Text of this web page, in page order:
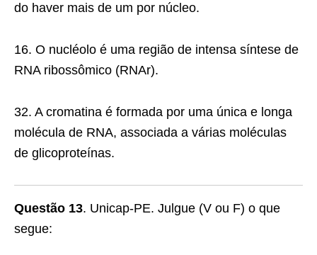
do haver mais de um por núcleo.
16. O nucléolo é uma região de intensa síntese de
RNA ribossômico (RNAr).
32. A cromatina é formada por uma única e longa
molécula de RNA, associada a várias moléculas
de glicoproteínas.
Questão 13. Unicap-PE. Julgue (V ou F) o que
segue: